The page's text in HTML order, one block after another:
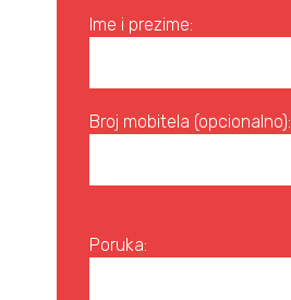
Ime i prezime:
Broj mobitela (opcionalno):
Poruka: